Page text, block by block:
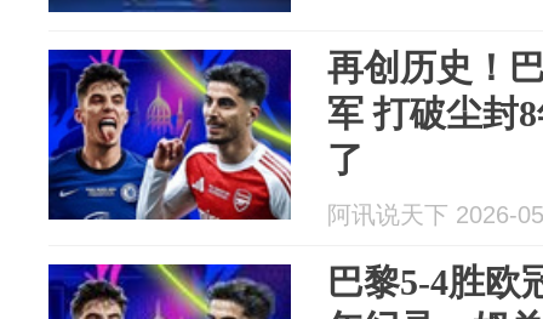
再创历史！
军 打破尘封
了
阿讯说天下 2026-
巴黎5-4胜欧